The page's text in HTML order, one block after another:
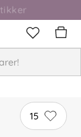
15